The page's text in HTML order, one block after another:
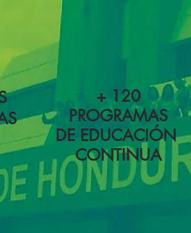
+ 120
PROGRAMAS
DE EDUCACIÓN
CONTINUA